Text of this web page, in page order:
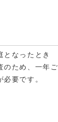
となったとき
のため、一年ご
必要です。